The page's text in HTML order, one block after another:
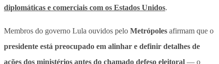
diplomáticas e comerciais com os Estados Unidos.
Membros do governo Lula ouvidos pelo Metrópoles afirmam que o
presidente está preocupado em alinhar e definir detalhes de
ações dos ministérios antes do chamado defeso eleitoral — o